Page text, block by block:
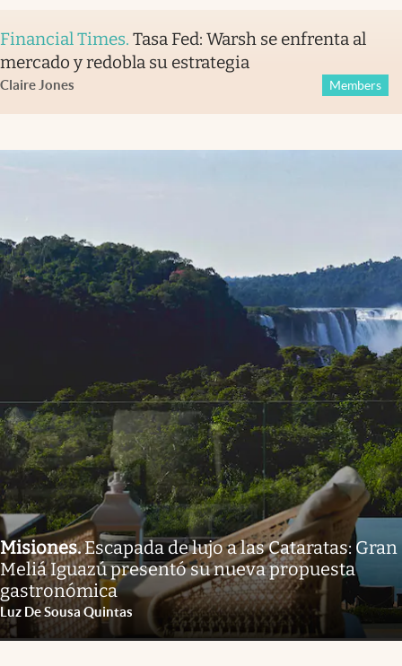
Financial Times. Tasa Fed: Warsh se enfrenta al
mercado y redobla su estrategia
Claire Jones Members
Misiones.Escapada de lujo a las Cataratas: Gran
Meliá Iguazú presentó su nueva propuesta
gastronómica
Luz De Sousa Quintas